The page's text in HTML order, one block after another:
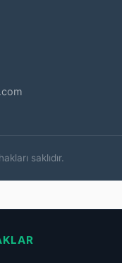
saklıdır.